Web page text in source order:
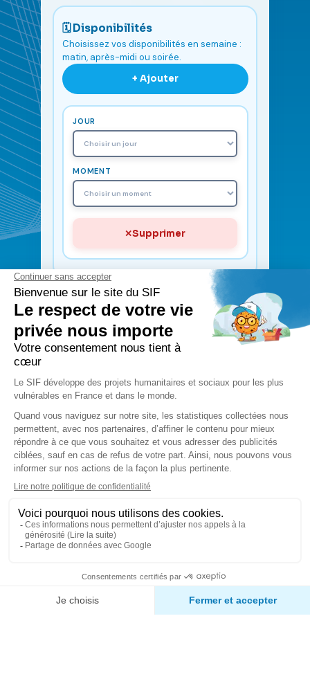
🗓 Disponibilités
Choisissez vos disponibilités en semaine :
matin, après-midi ou soirée.
+ Ajouter
JOUR
MOMENT
Supprimer
📝 EXPÉRIENCES & MOTIVATIONS
Compétences professionnelles, expériences
bénévoles précédentes et motivations pour
rejoindre la SIF.
VALIDER